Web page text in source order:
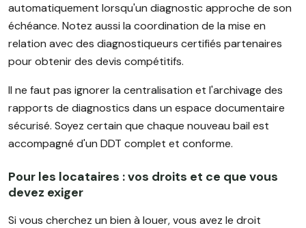
automatiquement lorsqu'un diagnostic approche de son
échéance. Notez aussi la coordination de la mise en
relation avec des diagnostiqueurs certifiés partenaires
pour obtenir des devis compétitifs.
Il ne faut pas ignorer la centralisation et l'archivage des
rapports de diagnostics dans un espace documentaire
sécurisé. Soyez certain que chaque nouveau bail est
accompagné d'un DDT complet et conforme.
Pour les locataires : vos droits et ce que vous
devez exiger
Si vous cherchez un bien à louer, vous avez le droit